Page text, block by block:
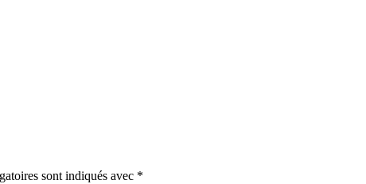
sont indiqués avec *